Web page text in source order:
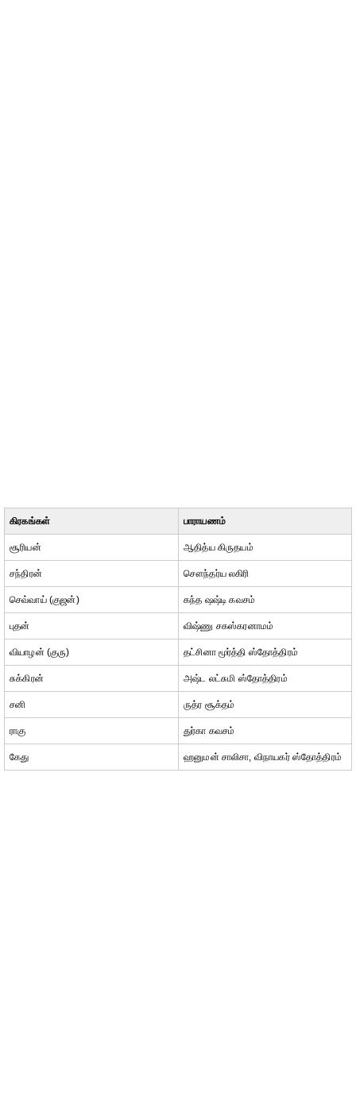
கிரகங்கள் பாராயணம்
சூரியன் ஆதித்ய கிருதயம்
சந்திரன் சௌந்தர்ய லகிரி
செவ்வாய் (குஜன்) கந்த ஷஷ்டி கவசம்
புதன் விஷ்ணு சகஸ்கரனாமம்
வியாழன் (குரு) தட்சினா மூர்த்தி ஸ்தோத்திரம்
சுக்கிரன் அஷ்ட லட்சுமி ஸ்தோத்திரம்
சனி ருத்ர சூக்தம்
ராகு துர்கா கவசம்
கேது ஹனுமன் சாலிசா, விநாயகர் ஸ்தோத்திரம்